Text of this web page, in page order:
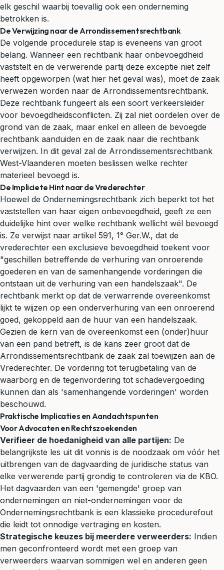
elk geschil waarbij toevallig ook een onderneming
betrokken is.
De Verwijzing naar de Arrondissementsrechtbank
De volgende procedurele stap is eveneens van groot
belang. Wanneer een rechtbank haar onbevoegdheid
vaststelt en de verwerende partij deze exceptie niet zelf
heeft opgeworpen (wat hier het geval was), moet de zaak
verwezen worden naar de Arrondissementsrechtbank.
Deze rechtbank fungeert als een soort verkeersleider
voor bevoegdheidsconflicten. Zij zal niet oordelen over de
grond van de zaak, maar enkel en alleen de bevoegde
rechtbank aanduiden en de zaak naar die rechtbank
verwijzen. In dit geval zal de Arrondissementsrechtbank
West-Vlaanderen moeten beslissen welke rechter
materieel bevoegd is.
De Impliciete Hint naar de Vrederechter
Hoewel de Ondernemingsrechtbank zich beperkt tot het
vaststellen van haar eigen onbevoegdheid, geeft ze een
duidelijke hint over welke rechtbank wellicht wél bevoegd
is. Ze verwijst naar artikel 591, 1° Ger.W., dat de
vrederechter een exclusieve bevoegdheid toekent voor
"geschillen betreffende de verhuring van onroerende
goederen en van de samenhangende vorderingen die
ontstaan uit de verhuring van een handelszaak". De
rechtbank merkt op dat de verwarrende overeenkomst
lijkt te wijzen op een onderverhuring van een onroerend
goed, gekoppeld aan de huur van een handelszaak.
Gezien de kern van de overeenkomst een (onder)huur
van een pand betreft, is de kans zeer groot dat de
Arrondissementsrechtbank de zaak zal toewijzen aan de
Vrederechter. De vordering tot terugbetaling van de
waarborg en de tegenvordering tot schadevergoeding
kunnen dan als 'samenhangende vorderingen' worden
beschouwd.
Praktische Implicaties en Aandachtspunten
Voor Advocaten en Rechtszoekenden
Verifieer de hoedanigheid van alle partijen: De
belangrijkste les uit dit vonnis is de noodzaak om vóór het
uitbrengen van de dagvaarding de juridische status van
elke verwerende partij grondig te controleren via de KBO.
Het dagvaarden van een 'gemengde' groep van
ondernemingen en niet-ondernemingen voor de
Ondernemingsrechtbank is een klassieke procedurefout
die leidt tot onnodige vertraging en kosten.
Strategische keuzes bij meerdere verweerders: Indien
men geconfronteerd wordt met een groep van
verweerders waarvan sommigen wel en anderen geen